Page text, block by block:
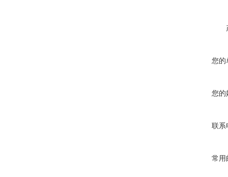
您的
您的
联系
常用